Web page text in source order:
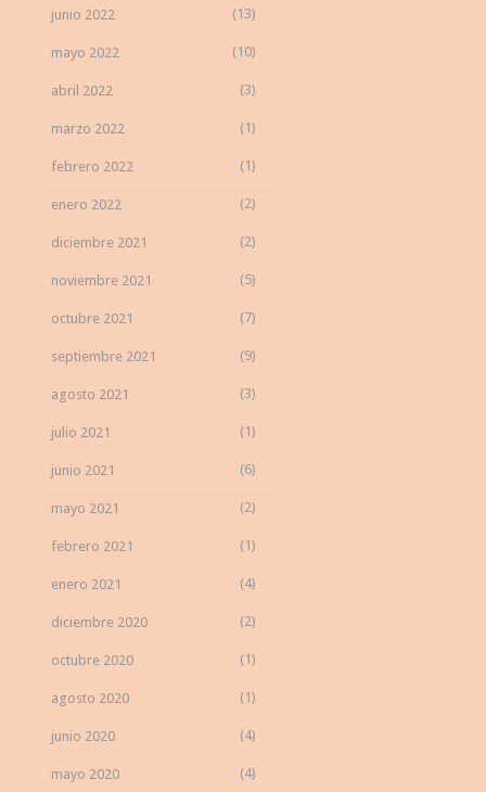
junio 2022 (13)
mayo 2022 (10)
abril 2022 (3)
marzo 2022 (1)
febrero 2022 (1)
enero 2022 (2)
diciembre 2021 (2)
noviembre 2021 (5)
octubre 2021 (7)
septiembre 2021 (9)
agosto 2021 (3)
julio 2021 (1)
junio 2021 (6)
mayo 2021 (2)
febrero 2021 (1)
enero 2021 (4)
diciembre 2020 (2)
octubre 2020 (1)
agosto 2020 (1)
junio 2020 (4)
mayo 2020 (4)